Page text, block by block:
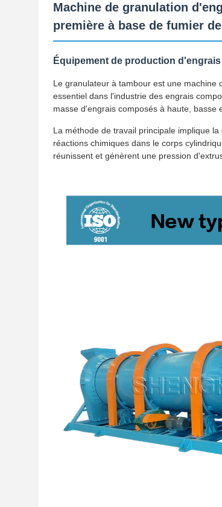
Machine de granulation
première à base de fumier
Équipement de production
Le granulateur à tambour est une machine
essentiel dans l'industrie des engrais
masse d'engrais composés à haute, basse
La méthode de travail principale implique
réactions chimiques dans le corps
réunissent et génèrent une pression